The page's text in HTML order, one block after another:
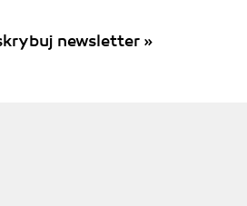
newsletter »